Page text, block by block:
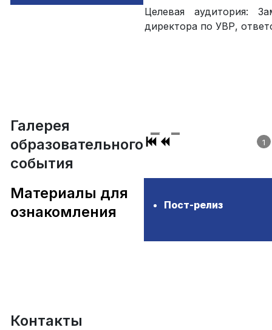
Целевая аудитория:
директора по УВР,
Галерея
образовательного
события
1
Материалы для
ознакомления
Пост-релиз
Контакты